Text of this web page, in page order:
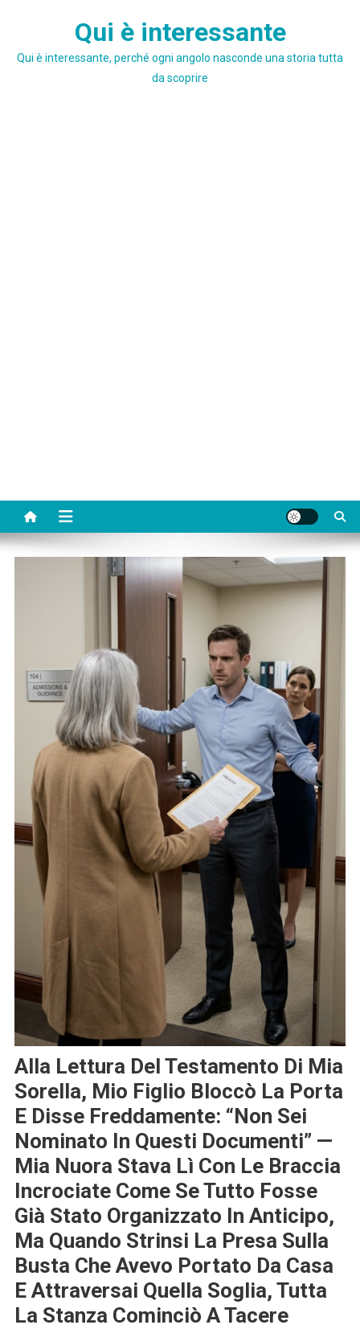
Qui è interessante
Qui è interessante, perché ogni angolo nasconde una storia tutta
da scoprire
Alla Lettura Del Testamento Di Mia
Sorella, Mio Figlio Bloccò La Porta
E Disse Freddamente: “Non Sei
Nominato In Questi Documenti” —
Mia Nuora Stava Lì Con Le Braccia
Incrociate Come Se Tutto Fosse
Già Stato Organizzato In Anticipo,
Ma Quando Strinsi La Presa Sulla
Busta Che Avevo Portato Da Casa
E Attraversai Quella Soglia, Tutta
La Stanza Cominciò A Tacere